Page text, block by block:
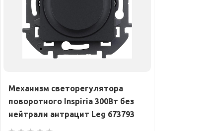
Механизм светорегулятора
поворотного Inspiria 300Вт без
нейтрали антрацит Leg 673793